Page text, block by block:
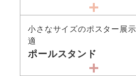
小さなサイズのポスター展
適
ポールスタンド